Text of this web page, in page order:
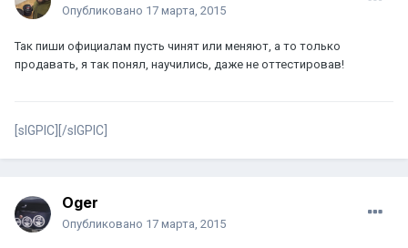
Опубликовано 17 марта, 2015
Так пиши официалам пусть чинят или меняют, а то только
продавать, я так понял, научились, даже не оттестировав!
[sIGPIC][/sIGPIC]
Oger
Опубликовано 17 марта, 2015